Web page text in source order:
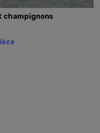
champignons